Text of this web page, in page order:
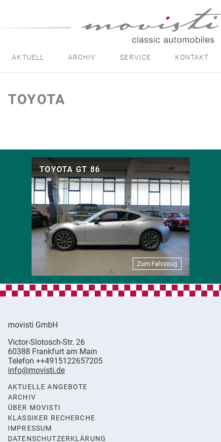
automobiles
AKTUELL ARCHIV SERVICE KONTAKT
TOYOTA
TOYOTA GT 86
Zum Fahrzeug
movisti GmbH
classic
automobiles
Victor-Slotosch-Str. 26
60388 Frankfurt am Main
Germany
Telefon ++4915122657205
info@movisti.de
AKTUELLE ANGEBOTE
ARCHIV
ÜBER MOVISTI
KLASSIKER RECHERCHE
IMPRESSUM
DATENSCHUTZERKLÄRUNG